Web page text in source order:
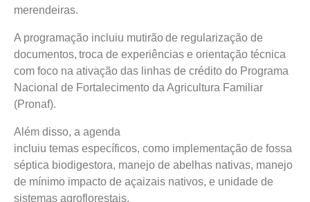
merendeiras.
A programação incluiu mutirão de regularização de
documentos, troca de experiências e orientação técnica
com foco na ativação das linhas de crédito do Programa
Nacional de Fortalecimento da Agricultura Familiar
(Pronaf).
Além disso, a agenda
incluiu temas específicos, como implementação de fossa
séptica biodigestora, manejo de abelhas nativas, manejo
de mínimo impacto de açaizais nativos, e unidade de
sistemas agroflorestais.